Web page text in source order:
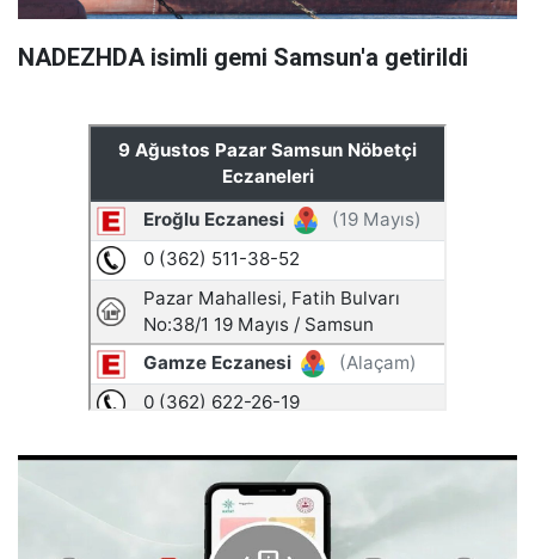
NADEZHDA isimli gemi Samsun'a getirildi